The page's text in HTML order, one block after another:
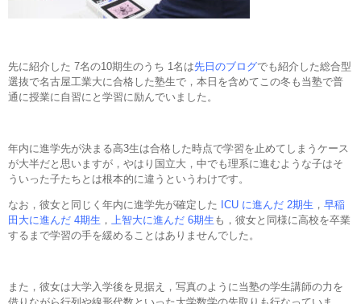
先に紹介した 7名の10期生のうち 1名は先日のブログでも紹介した総合型
選抜で名古屋工業大に合格した塾生で，本日を含めてこの冬も当塾で普
通に授業に自習にと学習に励んでいました。
年内に進学先が決まる高3生は合格した時点で学習を止めてしまうケース
が大半だと思いますが，やはり国立大，中でも理系に進むような子はそ
ういった子たちとは根本的に違うというわけです。
なお，彼女と同じく年内に進学先が確定した ICU に進んだ 2期生 ， 早稲
田大に進んだ 4期生 ， 上智大に進んだ 6期生 も，彼女と同様に高校を卒業
するまで学習の手を緩めることはありませんでした。
また，彼女は大学入学後を見据え，写真のように当塾の学生講師の力を